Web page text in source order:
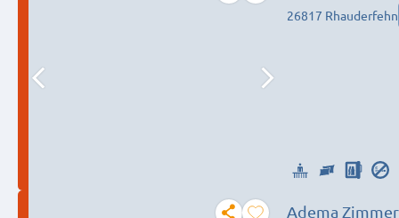
für bis zu 24
26817 Rhauderfehn
Adema